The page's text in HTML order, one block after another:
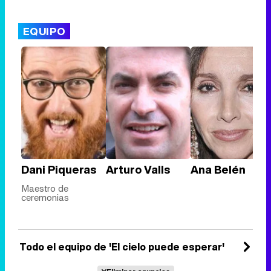
EQUIPO
Dani Piqueras
Maestro de
ceremonias
Arturo Valls Ana Belén
Todo el equipo de 'El cielo puede esperar'